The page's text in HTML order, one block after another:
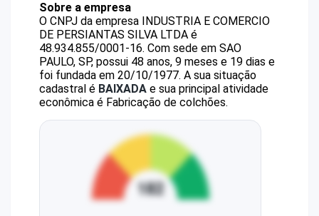
Sobre a empresa
O CNPJ da empresa INDUSTRIA E COMERCIO
DE PERSIANTAS SILVA LTDA é
48.934.855/0001-16. Com sede em SAO
PAULO, SP, possui 48 anos, 9 meses e 19 dias e
foi fundada em 20/10/1977. A sua situação
cadastral é BAIXADA e sua principal atividade
econômica é Fabricação de colchões.